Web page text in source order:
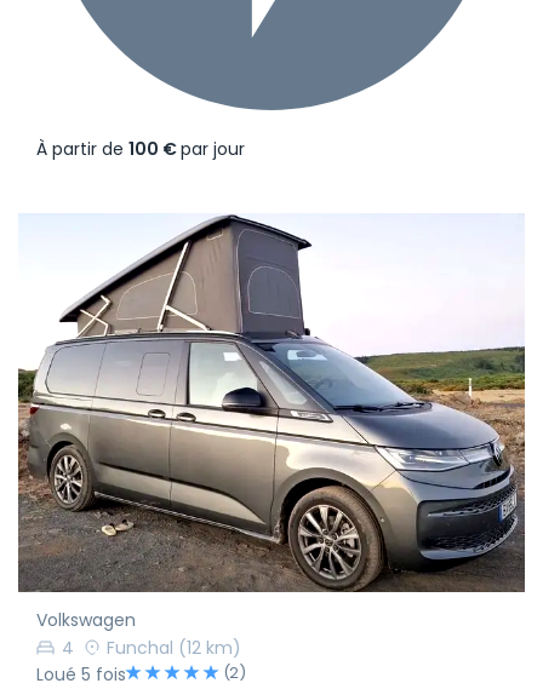
À partir de 100 €par jour
Volkswagen
4
Funchal (12 km)
Loué 5 fois
(2)